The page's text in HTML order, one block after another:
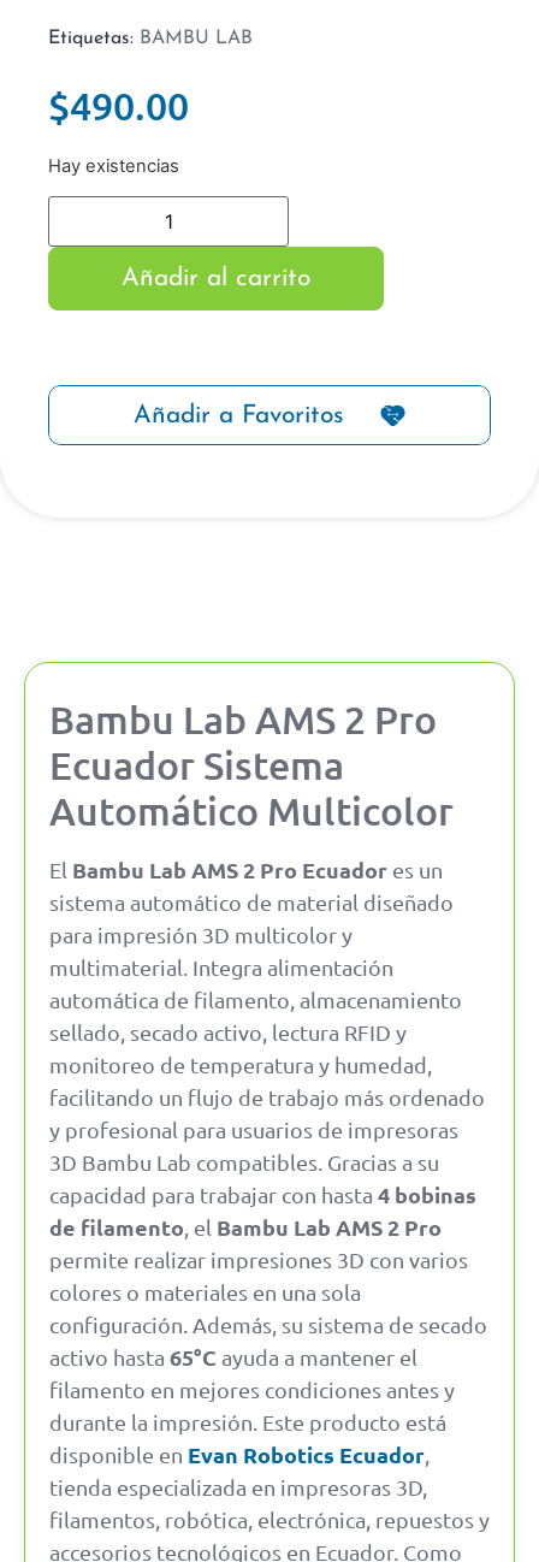
Etiquetas: BAMBU LAB
$490.00
Hay existencias
Añadir al carrito
Añadir a Favoritos
Bambu Lab AMS 2 Pro
Ecuador Sistema
Automático Multicolor
El Bambu Lab AMS 2 Pro Ecuador es un
sistema automático de material diseñado
para impresión 3D multicolor y
multimaterial. Integra alimentación
automática de filamento, almacenamiento
sellado, secado activo, lectura RFID y
monitoreo de temperatura y humedad,
facilitando un flujo de trabajo más ordenado
y profesional para usuarios de impresoras
3D Bambu Lab compatibles. Gracias a su
capacidad para trabajar con hasta 4 bobinas
de filamento , el Bambu Lab AMS 2 Pro
permite realizar impresiones 3D con varios
colores o materiales en una sola
configuración. Además, su sistema de secado
activo hasta 65°C ayuda a mantener el
filamento en mejores condiciones antes y
durante la impresión. Este producto está
disponible en Evan Robotics Ecuador
tienda especializada en impresoras 3D,
filamentos, robótica, electrónica, repuestos y
accesorios tecnológicos en Ecuador. Como